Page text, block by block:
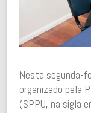
Nesta segunda-
organizado pela
(SPPU, na sigla